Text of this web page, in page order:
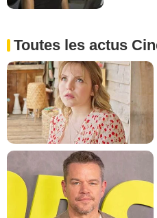
Toutes les actus